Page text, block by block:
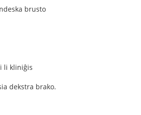
brusto
li kliniĝis
dekstra brako.